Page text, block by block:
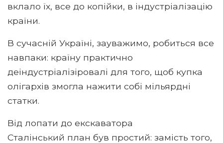
вклало їх, все до копійки, в індустріалізацію
країни.
В сучасній Україні, зауважимо, робиться все
навпаки: країну практично
деіндустріалізіровалі для того, щоб купка
олігархів змогла нажити собі мільярдні
статки.
Від лопати до екскаватора
Сталінський план був простий: замість того,